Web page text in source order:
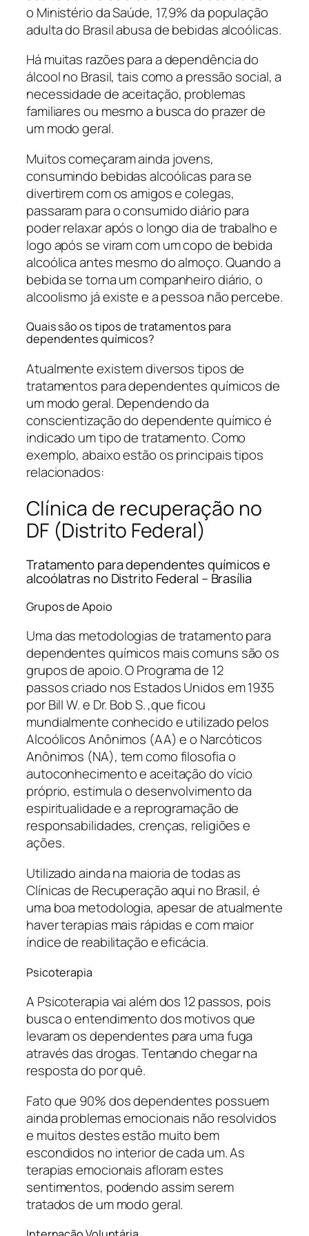
o Ministério da Saúde, 17,9% da população
adulta do Brasil abusa de bebidas alcoólicas.
Há muitas razões para a dependência do
álcool no Brasil, tais como a pressão social, a
necessidade de aceitação, problemas
familiares ou mesmo a busca do prazer de
um modo geral.
Muitos começaram ainda jovens,
consumindo bebidas alcoólicas para se
divertirem com os amigos e colegas,
passaram para o consumido diário para
poder relaxar após o longo dia de trabalho e
logo após se viram com um copo de bebida
alcoólica antes mesmo do almoço. Quando a
bebida se torna um companheiro diário, o
alcoolismo já existe e a pessoa não percebe.
Quais são os tipos de tratamentos para
dependentes químicos?
Atualmente existem diversos tipos de
tratamentos para dependentes químicos de
um modo geral. Dependendo da
conscientização do dependente químico é
indicado um tipo de tratamento. Como
exemplo, abaixo estão os principais tipos
relacionados:
Clínica de recuperação no
DF (Distrito Federal)
Tratamento para dependentes químicos e
alcoólatras no Distrito Federal – Brasília
Grupos de Apoio
Uma das metodologias de tratamento para
dependentes químicos mais comuns são os
grupos de apoio. O Programa de 12
passos criado nos Estados Unidos em 1935
por Bill W. e Dr. Bob S. ,que ficou
mundialmente conhecido e utilizado pelos
Alcoólicos Anônimos (AA) e o Narcóticos
Anônimos (NA), tem como filosofia o
autoconhecimento e aceitação do vício
próprio, estimula o desenvolvimento da
espiritualidade e a reprogramação de
responsabilidades, crenças, religiões e
ações.
Utilizado ainda na maioria de todas as
Clínicas de Recuperação aqui no Brasil, é
uma boa metodologia, apesar de atualmente
haver terapias mais rápidas e com maior
índice de reabilitação e eficácia.
Psicoterapia
A Psicoterapia vai além dos 12 passos, pois
busca o entendimento dos motivos que
levaram os dependentes para uma fuga
através das drogas. Tentando chegar na
resposta do por quê.
Fato que 90% dos dependentes possuem
ainda problemas emocionais não resolvidos
e muitos destes estão muito bem
escondidos no interior de cada um. As
terapias emocionais afloram estes
sentimentos, podendo assim serem
tratados de um modo geral.